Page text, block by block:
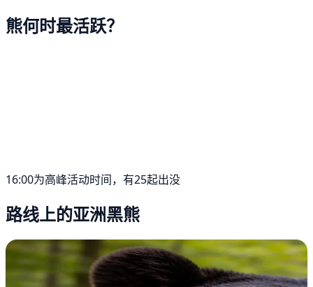
熊何时最活跃？
16:00为高峰活动时间，有25起出没
路线上的亚洲黑熊